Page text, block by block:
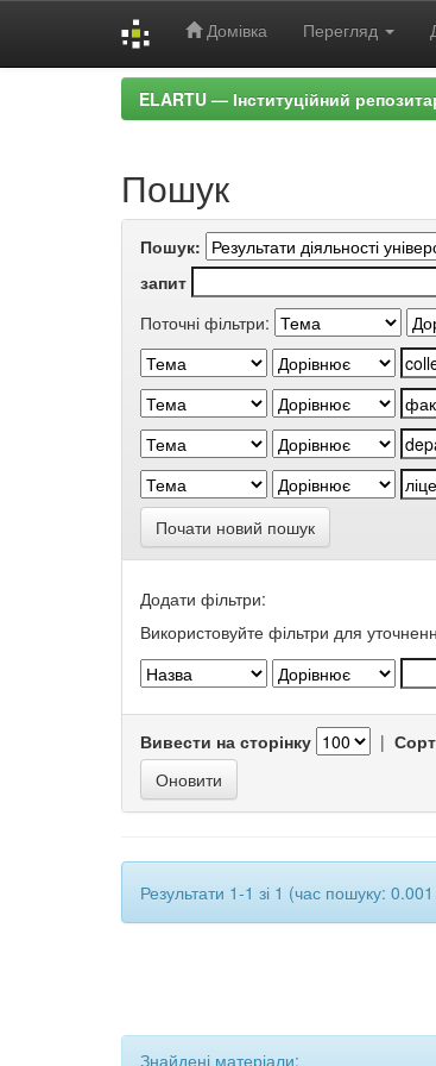
Домівка Перегляд
ELARTU — Інституційний
Пошук
Пошук:
запит
Поточні фільтри:
Почати новий пошук
Додати фільтри:
Використовуйте фільтри для
Вивести на сторінку |
Результати 1-1 зі 1 (час пошуку:
Знайдені матеріали: